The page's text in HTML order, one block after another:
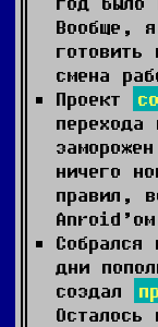
Вообще,
готовить
смена
Проект
перехода
ничего
правил,
Собрался
дни
создал